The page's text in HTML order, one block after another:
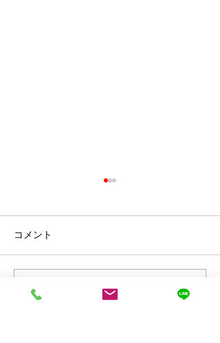
今年もお世話になりまし
コメント
コメントを追加…